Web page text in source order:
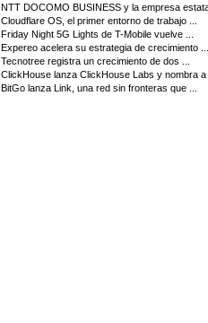
NTT DOCOMO BUSINESS y la empresa estatal
Cloudflare OS, el primer entorno de trabajo ...
Friday Night 5G Lights de T-Mobile vuelve ...
Expereo acelera su estrategia de crecimiento ...
Tecnotree registra un crecimiento de dos ...
ClickHouse lanza ClickHouse Labs y nombra a
BitGo lanza Link, una red sin fronteras que ...